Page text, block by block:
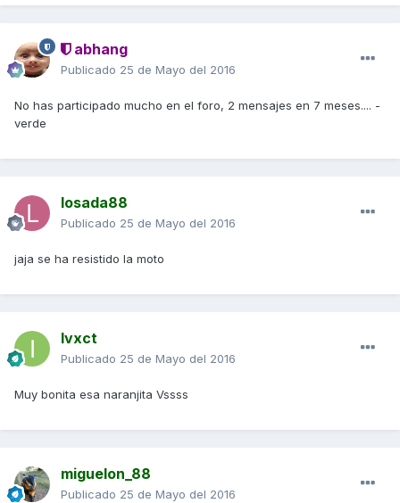
abhang
Publicado 25 de Mayo del 2016
No has participado mucho en el foro, 2 mensajes en 7 meses.... -
verde
losada88
Publicado 25 de Mayo del 2016
jaja se ha resistido la moto
Ivxct
Publicado 25 de Mayo del 2016
Muy bonita esa naranjita Vssss
miguelon_88
Publicado 25 de Mayo del 2016